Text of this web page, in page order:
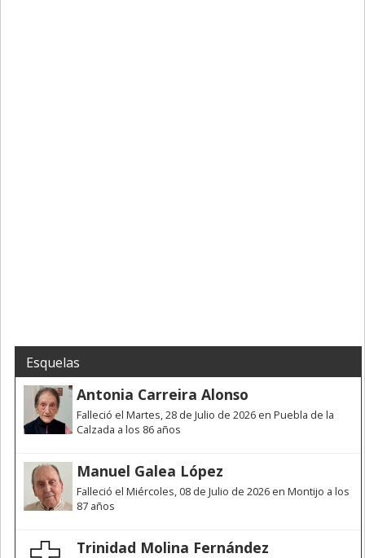
Esquelas
Antonia Carreira Alonso
Falleció el Martes, 28 de Julio de 2026 en Puebla de la
Calzada a los 86 años
Manuel Galea López
Falleció el Miércoles, 08 de Julio de 2026 en Montijo a los
87 años
Trinidad Molina Fernández